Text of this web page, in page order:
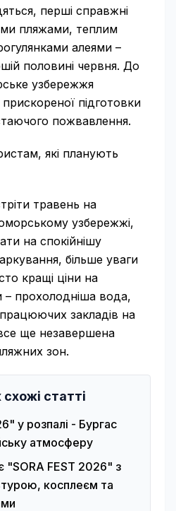
перші справжні
пляжами, теплим
алеями –
половині червня. До
узбережжя
підготовки
пожвавлення.
які планують
травень на
узбережжі,
на спокійнішу
більше уваги
кращі ціни на
прохолодніша вода,
закладів на
ще незавершена
зон.
статті
у розпалі - Бургас
атмосферу
"SORA FEST 2026" з
косплеєм та